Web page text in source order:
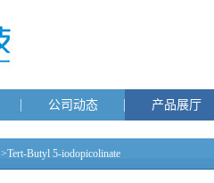
公司动态 产品展厅
>Tert-Butyl 5-iodopicolinate